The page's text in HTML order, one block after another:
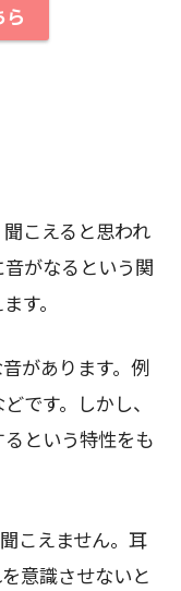
こえると思われ
がなるという関
す。
があります。例
です。しかし、
という特性をも
こえません。耳
意識させないと